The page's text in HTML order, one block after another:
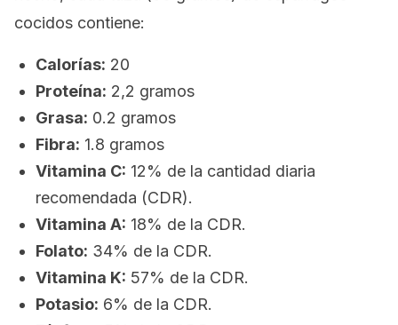
cocidos contiene:
Calorías: 20
Proteína: 2,2 gramos
Grasa: 0.2 gramos
Fibra: 1.8 gramos
Vitamina C: 12% de la cantidad diaria
recomendada (CDR).
Vitamina A: 18% de la CDR.
Folato: 34% de la CDR.
Vitamina K: 57% de la CDR.
Potasio: 6% de la CDR.